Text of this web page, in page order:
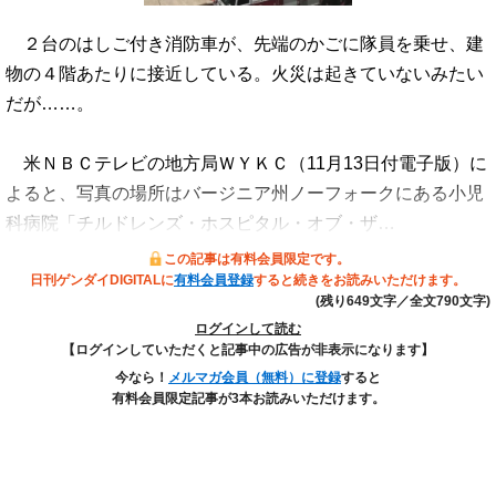
２台のはしご付き消防車が、先端のかごに隊員を乗せ、建
物の４階あたりに接近している。火災は起きていないみたい
だが……。
米ＮＢＣテレビの地方局ＷＹＫＣ（11月13日付電子版）に
よると、写真の場所はバージニア州ノーフォークにある小児
科病院「チルドレンズ・ホスピタル・オブ・ザ…
この記事は有料会員限定です。
日刊ゲンダイDIGITALに有料会員登録すると続きをお読みいただけます。
(残り649文字／全文790文字)
ログインして読む
【ログインしていただくと記事中の広告が非表示になります】
今なら！ メルマガ会員（無料）に登録すると
有料会員限定記事が3本お読みいただけます。